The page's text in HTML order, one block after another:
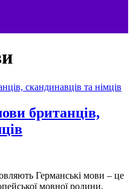
британців,
Германські мови – це
мовної родини,